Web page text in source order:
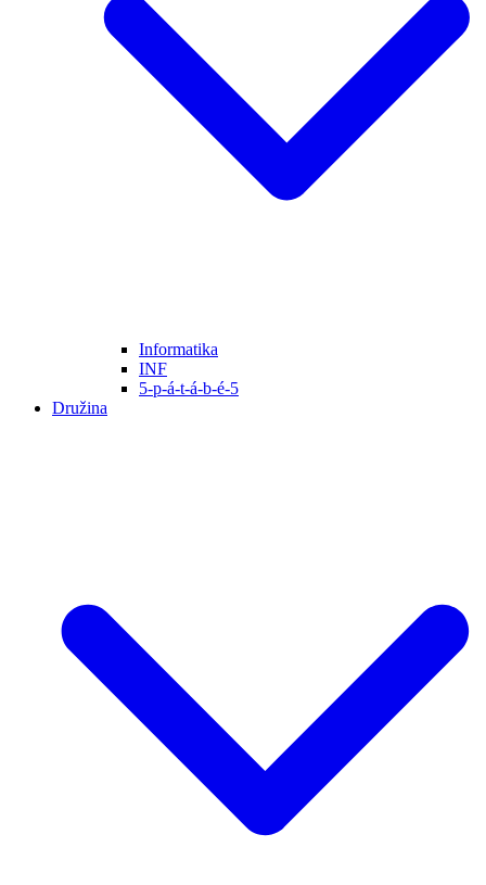
Informatika
INF
5-p-á-t-á-b-é-5
Družina